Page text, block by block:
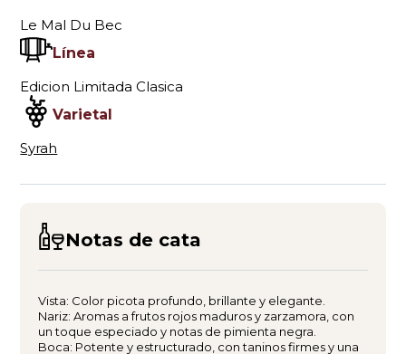
Le Mal Du Bec
Línea
Edicion Limitada Clasica
Varietal
Syrah
Notas de cata
Vista: Color picota profundo, brillante y elegante.
Nariz: Aromas a frutos rojos maduros y zarzamora, con
un toque especiado y notas de pimienta negra.
Boca: Potente y estructurado, con taninos firmes y una